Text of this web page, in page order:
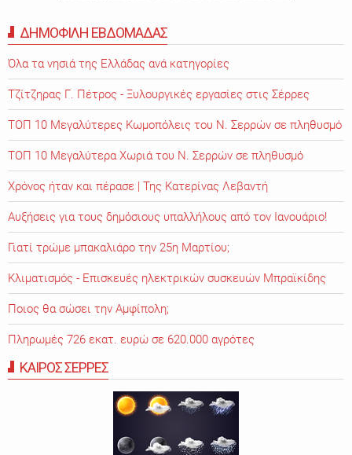
ΔΗΜΟΦΙΛΗ ΕΒΔΟΜΑΔΑΣ
Όλα τα νησιά της Ελλάδας ανά κατηγορίες
Τζίτζηρας Γ. Πέτρος - Ξυλουργικές εργασίες στις Σέρρες
ΤΟΠ 10 Μεγαλύτερες Κωμοπόλεις του Ν. Σερρών σε πληθυσμό
ΤΟΠ 10 Μεγαλύτερα Χωριά του Ν. Σερρών σε πληθυσμό
Χρόνος ήταν και πέρασε | Της Κατερίνας Λεβαντή
Αυξήσεις για τους δημόσιους υπαλλήλους από τον Ιανουάριο!
Γιατί τρώμε μπακαλιάρο την 25η Μαρτίου;
Κλιματισμός - Επισκευές ηλεκτρικών συσκευών Μπραϊκίδης
Ποιος θα σώσει την Αμφίπολη;
Πληρωμές 726 εκατ. ευρώ σε 620.000 αγρότες
ΚΑΙΡΟΣ ΣΕΡΡΕΣ